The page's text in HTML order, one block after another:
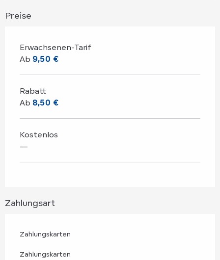
Preise
Erwachsenen-Tarif
Ab 9,50 €
Rabatt
Ab 8,50 €
Kostenlos
—
Zahlungsart
Zahlungskarten
Zahlungskarten